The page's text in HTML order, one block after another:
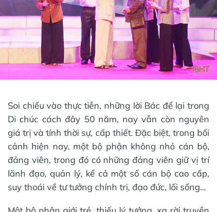
Soi chiếu vào thực tiễn, những lời Bác để lại trong
Di chúc cách đây 50 năm, nay vẫn còn nguyên
giá trị và tính thời sự, cấp thiết. Đặc biệt, trong bối
cảnh hiện nay, một bộ phận không nhỏ cán bộ,
đảng viên, trong đó có những đảng viên giữ vị trí
lãnh đạo, quản lý, kể cả một số cán bộ cao cấp,
suy thoái về tư tưởng chính trị, đạo đức, lối sống…